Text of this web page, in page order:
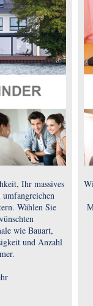
Ihr massives
umfangreichen
Wählen Sie
wie Bauart,
und Anzahl